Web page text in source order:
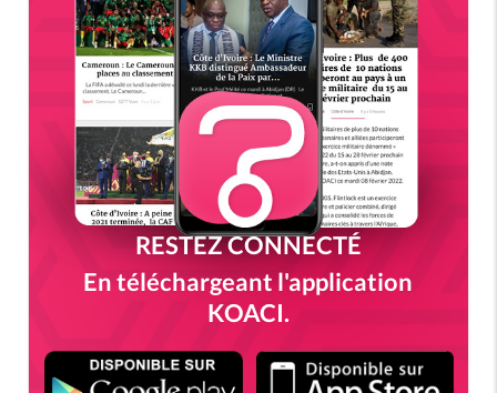
RESTEZ CONNECTÉ
En téléchargeant l'application
KOACI.